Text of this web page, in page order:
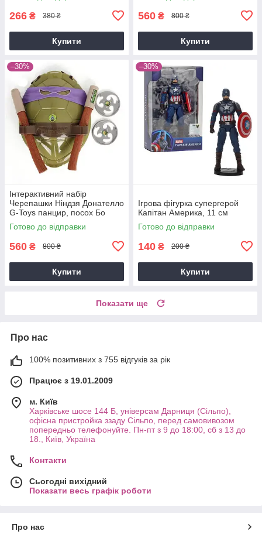
266 ₴ 380 ₴
Купити
560 ₴ 800 ₴
Купити
–30%
Інтерактивний набір
Черепашки Ніндзя Донателло
G-Toys панцир, посох Бо
Донателло, пов'язка,
сюрікени, фіолетовий
Готово до відправки
560 ₴ 800 ₴
Купити
–30%
Ігрова фігурка супергерой
Капітан Америка, 11 см
Готово до відправки
140 ₴ 200 ₴
Купити
Показати ще
Про нас
100% позитивних з 755 відгуків за рік
Працює з 19.01.2009
м. Київ
Харківське шосе 144 Б, універсам Дарниця (Сільпо),
офісна пристройка ззаду Сільпо, перед самовивозом
попередньо телефонуйте. Пн-пт з 9 до 18:00, сб з 13 до
18., Київ, Україна
Контакти
Сьогодні вихідний
Показати весь графік роботи
Про нас